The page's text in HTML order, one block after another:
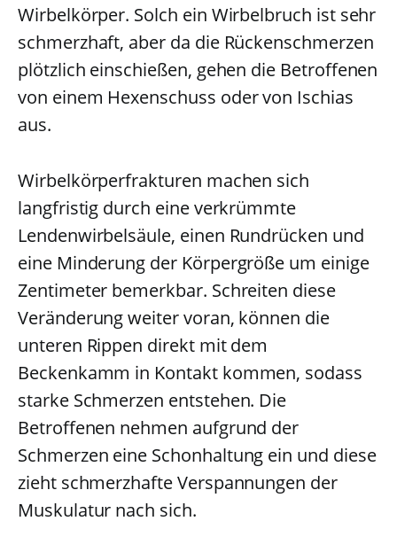
Wirbelkörper. Solch ein Wirbelbruch ist sehr
schmerzhaft, aber da die Rückenschmerzen
plötzlich einschießen, gehen die Betroffenen
von einem Hexenschuss oder von Ischias
aus.
Wirbelkörperfrakturen machen sich
langfristig durch eine verkrümmte
Lendenwirbelsäule, einen Rundrücken und
eine Minderung der Körpergröße um einige
Zentimeter bemerkbar. Schreiten diese
Veränderung weiter voran, können die
unteren Rippen direkt mit dem
Beckenkamm in Kontakt kommen, sodass
starke Schmerzen entstehen. Die
Betroffenen nehmen aufgrund der
Schmerzen eine Schonhaltung ein und diese
zieht schmerzhafte Verspannungen der
Muskulatur nach sich.